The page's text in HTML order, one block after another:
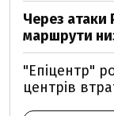
Через атаки
маршрути
"Епіцентр"
центрів